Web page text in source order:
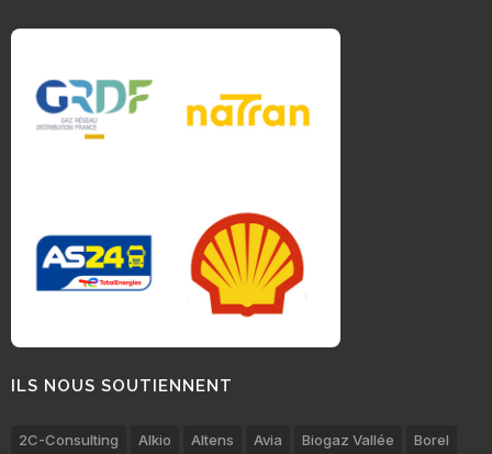
ILS NOUS SOUTIENNENT
2C-Consulting Alkio Altens Avia Biogaz Vallée
Borel